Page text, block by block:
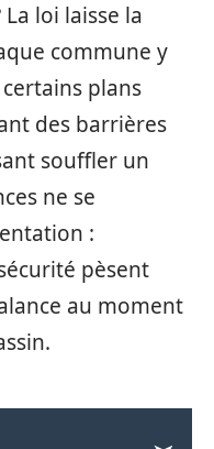
loi laisse la
commune y
plans
des barrières
souffler un
ne se
:
pèsent
au moment